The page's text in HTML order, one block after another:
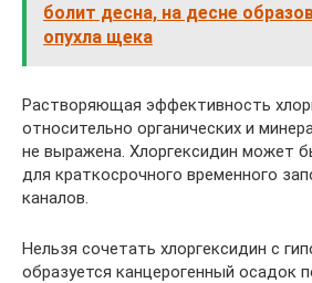
болит десна, на десне
опухла щека
Растворяющая эффективность
относительно органических и
не выражена. Хлоргексидин может
для краткосрочного временного
каналов.
Нельзя сочетать хлоргексидин с
образуется канцерогенный осадок